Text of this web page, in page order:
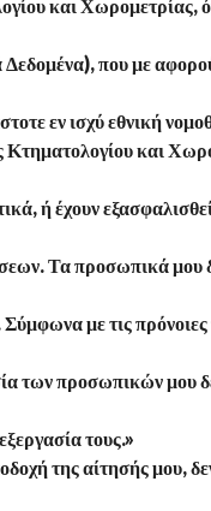
και Χωρομετρίας,
που με
εν ισχύ εθνική
και
ή έχουν
Τα προσωπικά μου
Σύμφωνα με τις
των προσωπικών μου
τους.»
της αίτησής μου,